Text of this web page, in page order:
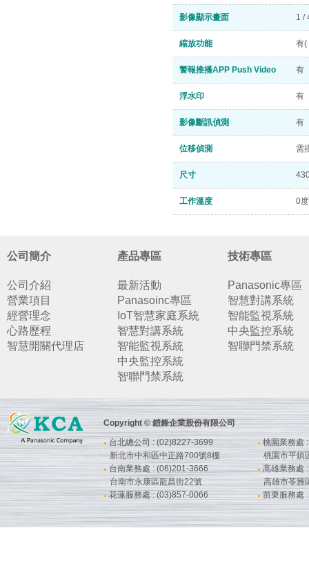
影像顯示畫面 1 /
縮放功能 有(
警報推播APP Push Video 有
浮水印 有
影像斷訊偵測 有
位移偵測 需
尺寸
工作溫度 0
公司簡介
公司介紹
營業項目
經營理念
心路歷程
智慧開關代理店
產品專區
最新活動
Panasoinc專區
IoT智慧家庭系統
智慧對講系統
智能監視系統
中央監控系統
智聯門禁系統
技術專區
Panasonic專區
智慧對講系統
智能監視系統
中央監控系統
智聯門禁系統
Copyright © 鎧鋒企業股份有限公司
●台北總公司 : (02)8227-3699
新北市中和區中正路700號8樓
● 桃園業務處
桃園市平鎮
● 台南業務處 : (06)201-3666
台南市永康區龍昌街22號
●高雄業務處
高雄市苓雅
●花蓮服務處 : (03)857-0066 ● 苗栗服務處